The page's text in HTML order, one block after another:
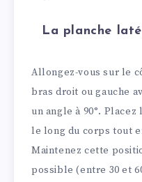
La planche
Allongez-vous sur le
bras droit ou gauche
un angle à 90°. Placez
le long du corps tout
Maintenez cette
possible (entre 30 et